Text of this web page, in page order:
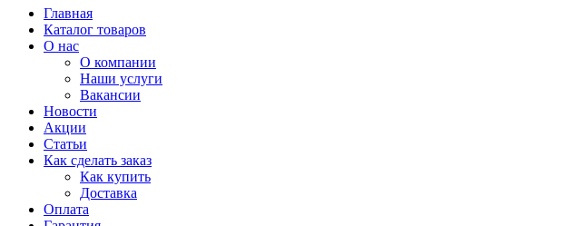
Главная
Каталог товаров
О нас
О компании
Наши услуги
Вакансии
Новости
Акции
Статьи
Как сделать заказ
Как купить
Доставка
Оплата